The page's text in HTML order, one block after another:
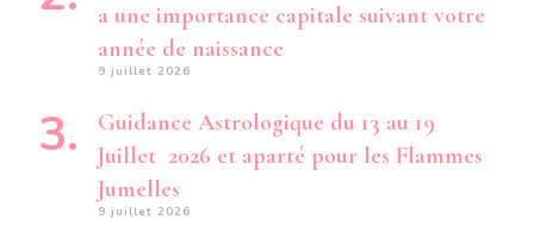
a une importance capitale suivant votre
année de naissance
9 juillet 2026
Guidance Astrologique du 13 au 19
Juillet 2026 et aparté pour les Flammes
Jumelles
9 juillet 2026